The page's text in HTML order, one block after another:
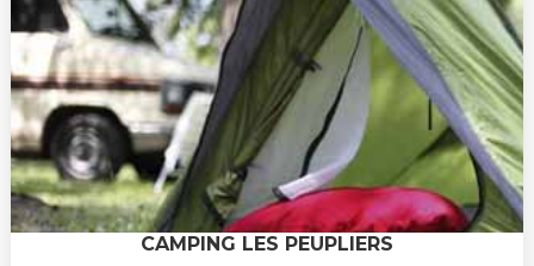
CAMPING LES PEUPLIERS